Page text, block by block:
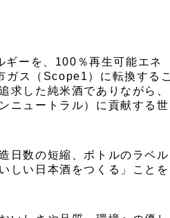
ギーを、100％再生可能エネ
ガス（Scope1）に転換するこ
求した純米酒でありながら、
ニュートラル）に貢献する世
日数の短縮、ボトルのラベル
しい日本酒をつくる」ことを